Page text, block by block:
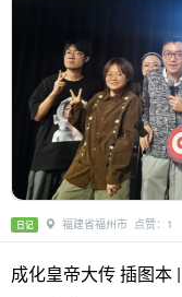
日记 福建省福州市 点赞：1
成化皇帝大传 插图本